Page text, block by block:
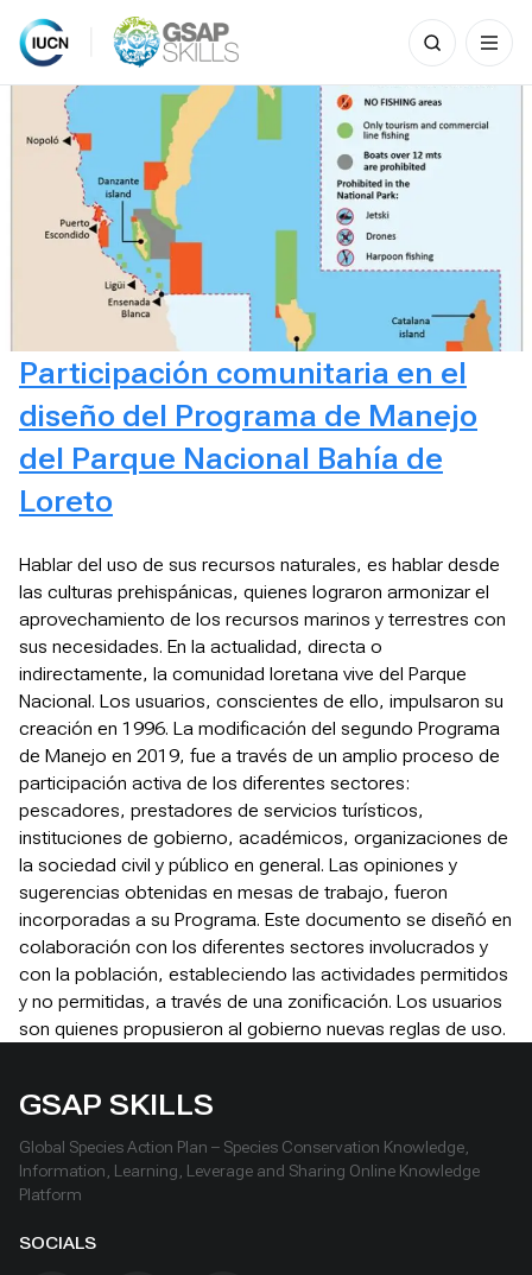
Skip
content
Search
for:
Participación comunitaria en el
diseño del Programa de Manejo
del Parque Nacional Bahía de
Loreto
Hablar del uso de sus recursos naturales, es hablar desde
las culturas prehispánicas, quienes lograron armonizar el
aprovechamiento de los recursos marinos y terrestres con
sus necesidades. En la actualidad, directa o
indirectamente, la comunidad loretana vive del Parque
Nacional. Los usuarios, conscientes de ello, impulsaron su
creación en 1996. La modificación del segundo Programa
de Manejo en 2019, fue a través de un amplio proceso de
participación activa de los diferentes sectores:
pescadores, prestadores de servicios turísticos,
instituciones de gobierno, académicos, organizaciones de
la sociedad civil y público en general. Las opiniones y
sugerencias obtenidas en mesas de trabajo, fueron
incorporadas a su Programa. Este documento se diseñó en
colaboración con los diferentes sectores involucrados y
con la población, estableciendo las actividades permitidos
y no permitidas, a través de una zonificación. Los usuarios
son quienes propusieron al gobierno nuevas reglas de uso.
GSAP SKILLS
Global Species Action Plan – Species Conservation Knowledge,
Information, Learning, Leverage and Sharing Online Knowledge
Platform
SOCIALS